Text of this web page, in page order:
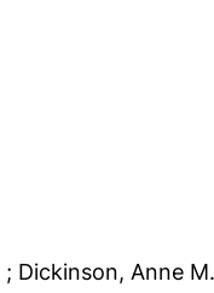
; Dickinson, Anne